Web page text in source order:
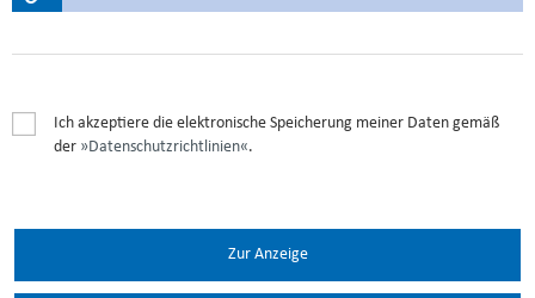
Ich akzeptiere die elektronische Speicherung meiner Daten gemäß
der
Datenschutzrichtlinien .
Zur Anzeige